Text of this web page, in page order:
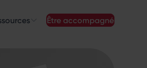
être accompagné